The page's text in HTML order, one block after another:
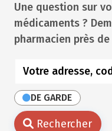
Une question sur
médicaments ?
pharmacien près
DE GARDE
Rechercher